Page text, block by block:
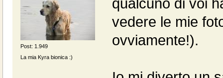
Post: 1.949
La mia Kyra bionica :)
qualcuno di voi
vedere le mie
ovviamente!).